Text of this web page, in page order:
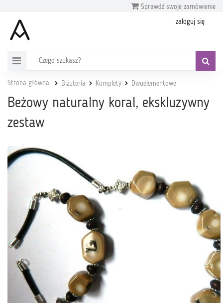
Sprawdź swoje zamówienie
zaloguj się
Strona główna Biżuteria Komplety Dwuelementowe
Beżowy naturalny koral, ekskluzywny
zestaw